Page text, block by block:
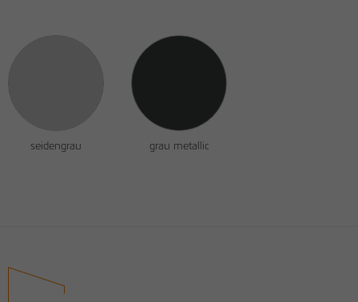
seidengrau grau metallic